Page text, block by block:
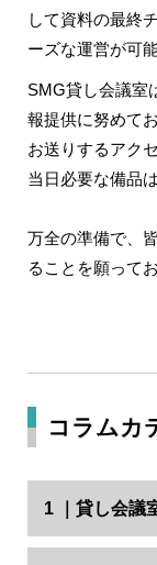
して資料の最終
ーズな運営が可
SMG貸し会議室
報提供に努めて
お送りするアク
当日必要な備品
万全の準備で、
ることを願って
コラムカ
1 ｜貸し会議